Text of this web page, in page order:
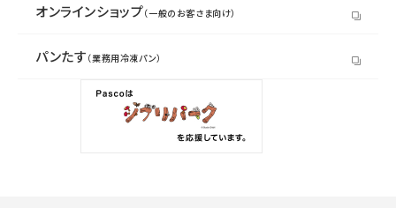
オンラインショップ（一般のお客さま向け）
パンたす （業務用冷凍パン）